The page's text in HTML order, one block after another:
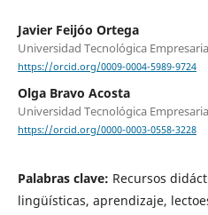
Javier Feijóo Ortega
Universidad Tecnológica
https://orcid.org/0009-0004-5989-9724
Olga Bravo Acosta
Universidad Tecnológica
https://orcid.org/0000-0003-0558-3228
Palabras clave: Recursos
lingüísticas, aprendizaje,